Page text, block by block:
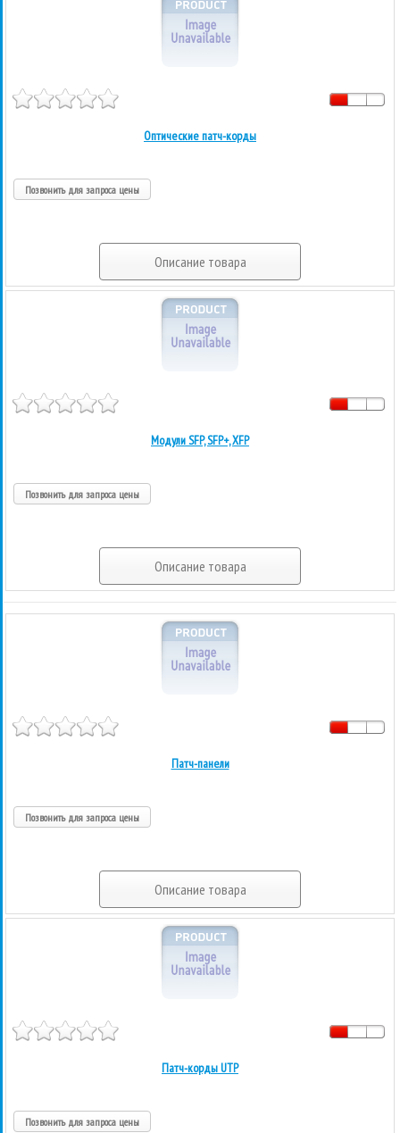
Оптические патч-корды
Позвонить для запроса цены
Описание товара
Модули SFP, SFP+, XFP
Позвонить для запроса цены
Описание товара
Патч-панели
Позвонить для запроса цены
Описание товара
Патч-корды UTP
Позвонить для запроса цены